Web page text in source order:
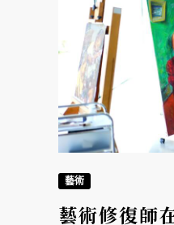
藝術
藝術修復師